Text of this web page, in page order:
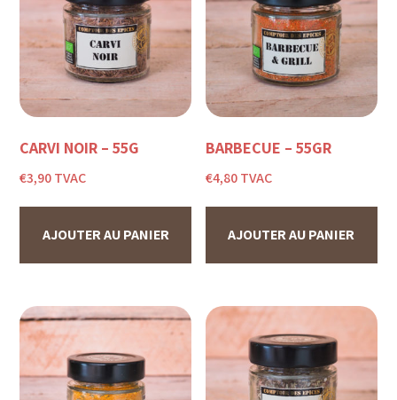
CARVI NOIR – 55G
€3,90TVAC
AJOUTER AU PANIER
BARBECUE – 55GR
€4,80TVAC
AJOUTER AU PANIER